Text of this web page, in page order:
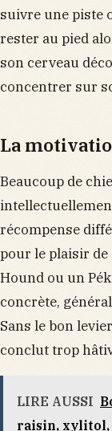
suivre une piste
rester au pied
son cerveau
concentrer sur
La
Beaucoup de
récompense
pour le plaisir
Hound ou un
concrète,
Sans le bon
conclut trop
LIRE AUSSI
raisin, xylitol,